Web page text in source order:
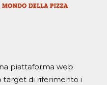
piattaforma web
target di riferimento i